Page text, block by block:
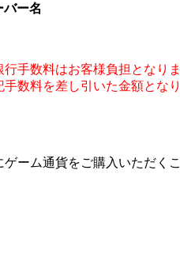
バー名
手数料はお客様負担となりま
数料を差し引いた金額とな
ーム通貨をご購入いただく